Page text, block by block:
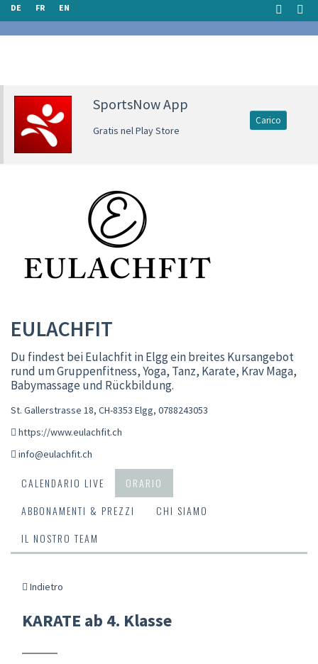
DE FR EN
SportsNow App
Gratis nel Play Store
Carico
EULACHFIT
Du findest bei Eulachfit in Elgg ein breites Kursangebot
rund um Gruppenfitness, Yoga, Tanz, Karate, Krav Maga,
Babymassage und Rückbildung.
St. Gallerstrasse 18, CH-8353 Elgg, 0788243053
https://www.eulachfit.ch
info@eulachfit.ch
CALENDARIO LIVE
ORARIO
ABBONAMENTI & PREZZI
CHI SIAMO
IL NOSTRO TEAM
Indietro
KARATE ab 4. Klasse